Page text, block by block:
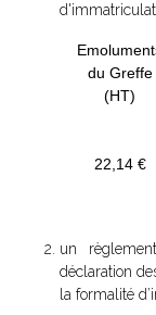
du Greffe
(HT)
22,14 €
un
déclaration
la formalité